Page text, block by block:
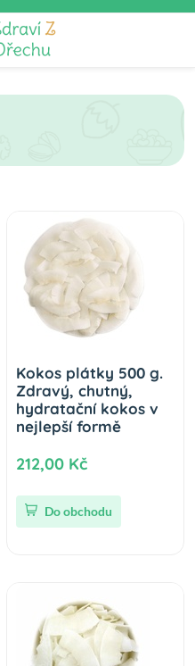
Kokos plátky 500 g.
Zdravý, chutný,
hydratační kokos v
nejlepší formě
212,00 Kč
Do obchodu